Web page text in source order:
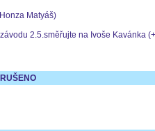
Matyáš)
2.5.směřujte na Ivoše Kavánka